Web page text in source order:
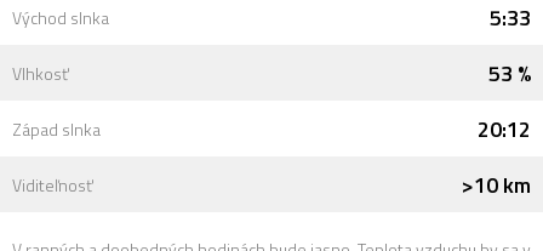
Východ slnka 5:33
Vlhkosť 53 %
Západ slnka 20:12
Viditeľnosť >10 km